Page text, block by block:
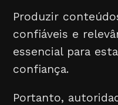
Produzir
confiáveis e
essencial para
confiança.
Portanto,